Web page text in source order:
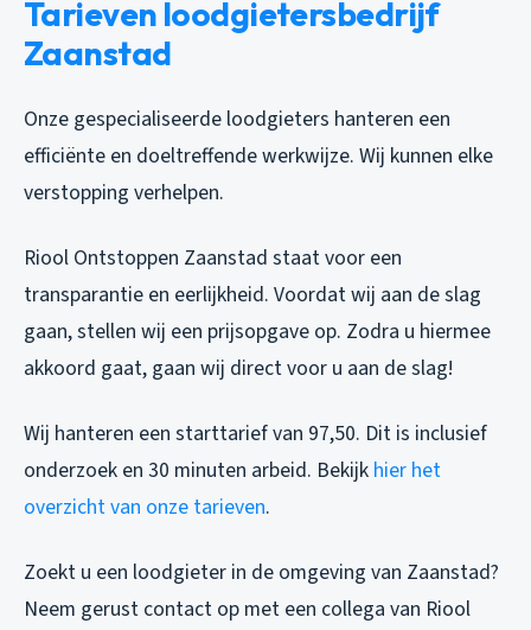
Tarieven loodgietersbedrijf
Zaanstad
Onze gespecialiseerde loodgieters hanteren een
efficiënte en doeltreffende werkwijze. Wij kunnen elke
verstopping verhelpen.
Riool Ontstoppen Zaanstad staat voor een
transparantie en eerlijkheid. Voordat wij aan de slag
gaan, stellen wij een prijsopgave op. Zodra u hiermee
akkoord gaat, gaan wij direct voor u aan de slag!
Wij hanteren een starttarief van 97,50. Dit is inclusief
onderzoek en 30 minuten arbeid. Bekijk hier het
overzicht van onze tarieven.
Zoekt u een loodgieter in de omgeving van Zaanstad?
Neem gerust contact op met een collega van Riool